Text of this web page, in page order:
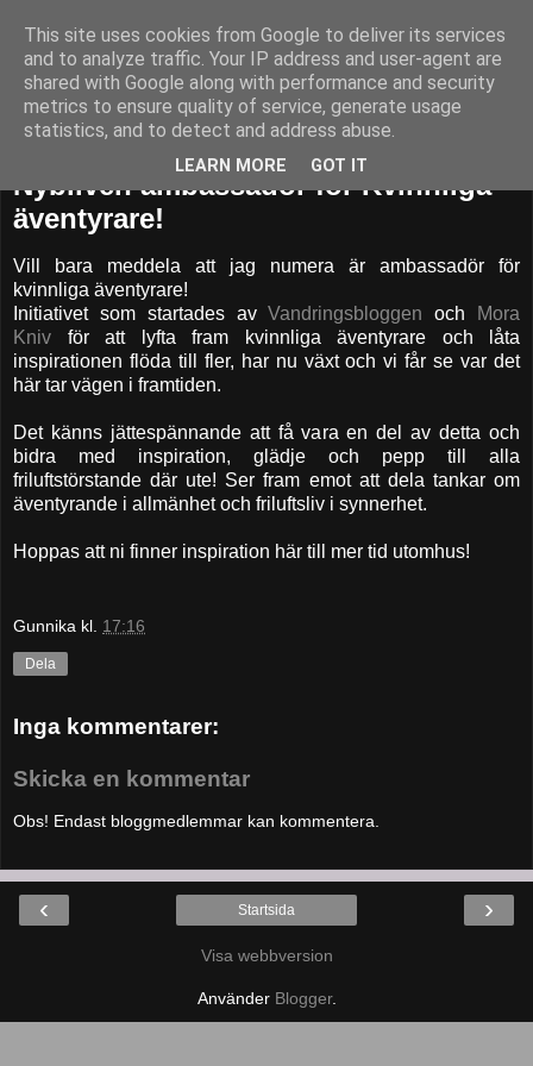
52adventures
Nybliven ambassadör för Kvinnliga
äventyrare!
Vill bara meddela att jag numera är ambassadör för
kvinnliga äventyrare!
Initiativet som startades avVandringsbloggen och
Mora
Kniv för att lyfta fram kvinnliga äventyrare och låta
inspirationen flöda till fler, har nu växt och vi får se var det
här tar vägen i framtiden.
Det känns jättespännande att få vara en del av detta och
bidra med inspiration, glädje och pepp till alla
friluftstörstande där ute! Ser fram emot att dela tankar om
äventyrande i allmänhet och friluftsliv i synnerhet.
Hoppas att ni finner inspiration här till mer tid utomhus!
Gunnika kl. 17:16
Dela
Inga kommentarer:
Skicka en kommentar
Obs! Endast bloggmedlemmar kan kommentera.
‹ ›
Startsida
Visa webbversion
Använder Blogger.
This site uses cookies from Google to deliver its services
and to analyze traffic. Your IP address and user-agent are
shared with Google along with performance and security
metrics to ensure quality of service, generate usage
statistics, and to detect and address abuse.
LEARN MORE GOT IT